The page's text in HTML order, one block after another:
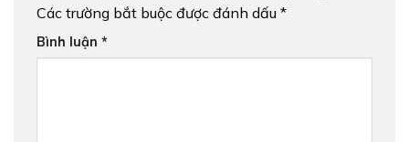
Các trường bắt buộc được đánh dấu *
Bình luận *